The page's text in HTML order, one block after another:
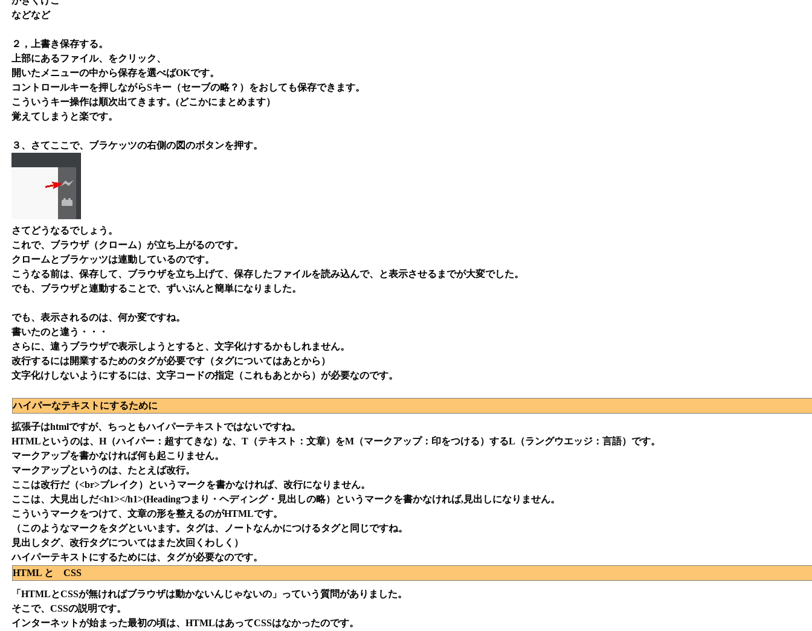
などなど
２，上書き保存する。
上部にあるファイル、をクリック、
開いたメニューの中から保存を選べばOKです。
コントロールキーを押しながらSキー（セーブの略？）をおしても保存できます。
こういうキー操作は順次出てきます。(どこかにまとめます）
覚えてしまうと楽です。
３、さてここで、ブラケッツの右側の図のボタンを押す。
さてどうなるでしょう。
これで、ブラウザ（クローム）が立ち上がるのです。
クロームとブラケッツは連動しているのです。
こうなる前は、保存して、ブラウザを立ち上げて、保存したファイルを読み込んで、と表示させるまでが大変でした。
でも、ブラウザと連動することで、ずいぶんと簡単になりました。
でも、表示されるのは、何か変ですね。
書いたのと違う・・・
さらに、違うブラウザで表示しようとすると、文字化けするかもしれません。
改行するには開業するためのタグが必要です（タグについてはあとから）
文字化けしないようにするには、文字コードの指定（これもあとから）が必要なのです。
ハイパーなテキストにするために
拡張子はhtmlですが、ちっともハイパーテキストではないですね。
HTMLというのは、H（ハイパー：超すてきな）な、T（テキスト：文章）をM（マークアップ：印をつける）するL（ラングウエッジ：言語）です。
マークアップを書かなければ何も起こりません。
マークアップというのは、たとえば改行。
ここは改行だ（<br>ブレイク）というマークを書かなければ、改行になりません。
ここは、大見出しだ<h1></h1>(Headingつまり・ヘディング・見出しの略）というマークを書かなければ,見出しになりません。
こういうマークをつけて、文章の形を整えるのがHTMLです。
（このようなマークをタグといいます。タグは、ノートなんかにつけるタグと同じですね。
見出しタグ、改行タグについてはまた次回くわしく）
ハイパーテキストにするためには、タグが必要なのです。
HTML と CSS
「HTMLとCSSが無ければブラウザは動かないんじゃないの」っていう質問がありました。
そこで、CSSの説明です。
インターネットが始まった最初の頃は、HTMLはあってCSSはなかったのです。